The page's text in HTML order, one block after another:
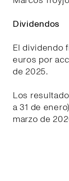
Dividendos
El dividendo
euros por
de 2025.
Los
a 31 de
marzo de